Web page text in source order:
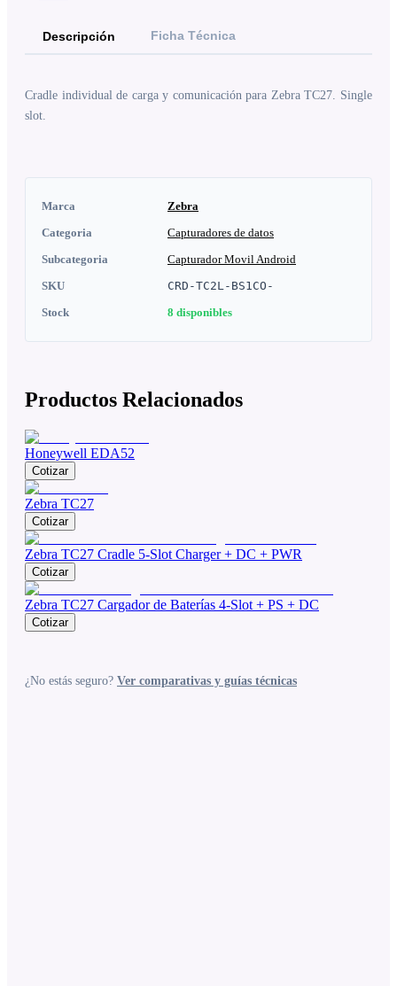
Descripción Ficha Técnica
Cradle individual de carga y comunicación para Zebra TC27. Single
slot.
Marca
Zebra
Categoria
Capturadores de datos
Subcategoria
Capturador Movil Android
SKU
CRD-TC2L-BS1CO-
Stock
8 disponibles
Productos Relacionados
Honeywell EDA52
Cotizar
Zebra TC27
Cotizar
Zebra TC27 Cradle 5-Slot Charger + DC + PWR
Cotizar
Zebra TC27 Cargador de Baterías 4-Slot + PS + DC
Cotizar
¿No estás seguro? Ver comparativas y guías técnicas